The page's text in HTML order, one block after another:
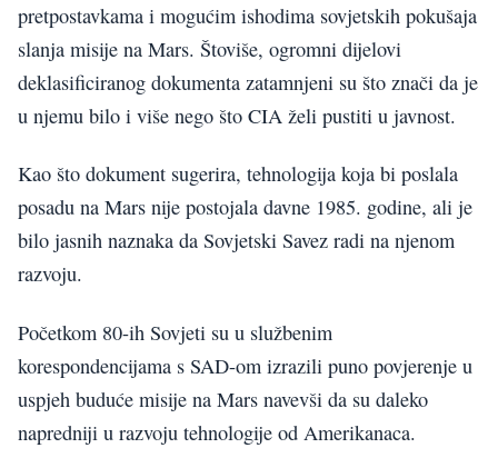
pretpostavkama i mogućim ishodima sovjetskih pokušaja
slanja misije na Mars. Štoviše, ogromni dijelovi
deklasificiranog dokumenta zatamnjeni su što znači da je
u njemu bilo i više nego što CIA želi pustiti u javnost.
Kao što dokument sugerira, tehnologija koja bi poslala
posadu na Mars nije postojala davne 1985. godine, ali je
bilo jasnih naznaka da Sovjetski Savez radi na njenom
razvoju.
Početkom 80-ih Sovjeti su u službenim
korespondencijama s SAD-om izrazili puno povjerenje u
uspjeh buduće misije na Mars navevši da su daleko
napredniji u razvoju tehnologije od Amerikanaca.